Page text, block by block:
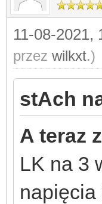
11-08-2021,
przez wilkxt.)
stAch
A teraz
LK na 3
napięcia